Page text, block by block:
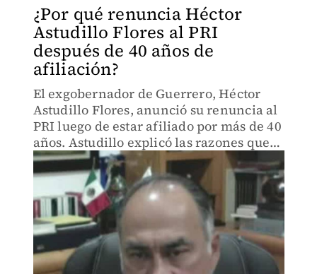
¿Por qué renuncia Héctor
Astudillo Flores al PRI
después de 40 años de
afiliación?
El exgobernador de Guerrero, Héctor
Astudillo Flores, anunció su renuncia al
PRI luego de estar afiliado por más de 40
años. Astudillo explicó las razones que
lo llevaron a tomar esta decisión.